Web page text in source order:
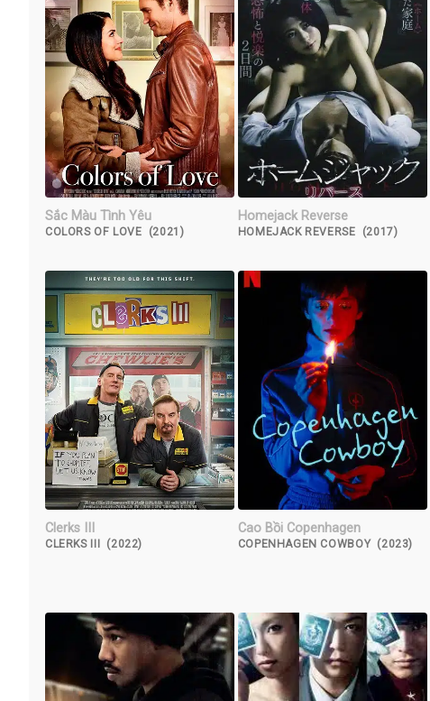
Sắc Màu Tình Yêu
COLORS OF LOVE (2021)
Homejack Reverse
HOMEJACK REVERSE (2017)
Clerks III
CLERKS III (2022)
Cao Bồi Copenhagen
COPENHAGEN COWBOY (2023)